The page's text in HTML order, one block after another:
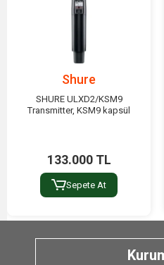
Shure
SHURE ULXD2/KSM9
Transmitter, KSM9 kapsül
133.000 TL
Sepete At